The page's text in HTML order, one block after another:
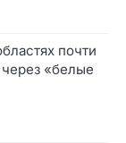
почти
«белые